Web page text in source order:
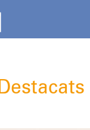
Destacats